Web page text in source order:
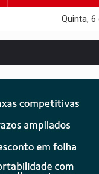
Quinta,